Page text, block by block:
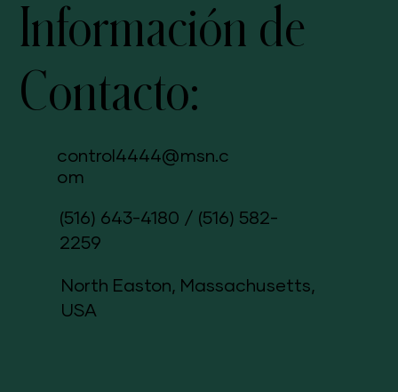
Información de
Contacto:
control4444@msn.c
om
(516) 643-4180 / (516) 582-
2259
North Easton, Massachusetts,
USA